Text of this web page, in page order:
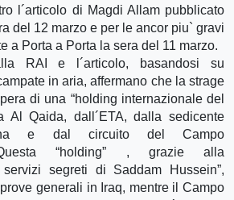
l´articolo di Magdi Allam pubblicato
del 12 marzo e per le ancor piu` gravi
a Porta a Porta la sera del 11 marzo.
RAI e l´articolo, basandosi su
in aria, affermano che la strage
di una “holding internazionale del
Al Qaida, dall´ETA, dalla sedicente
e dal circuito del Campo
Questa “holding” , grazie alla
segreti di Saddam Hussein”,
generali in Iraq, mentre il Campo